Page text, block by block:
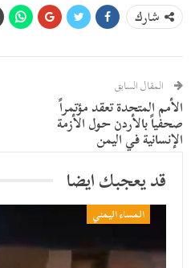
شارك
المقال السابق
الأمم المتحدة تعقد مؤتمراً
صحفياً بالأردن حول الأزمة
الإنسانية في اليمن
قد يعجبك ايضا
المساء اليمني